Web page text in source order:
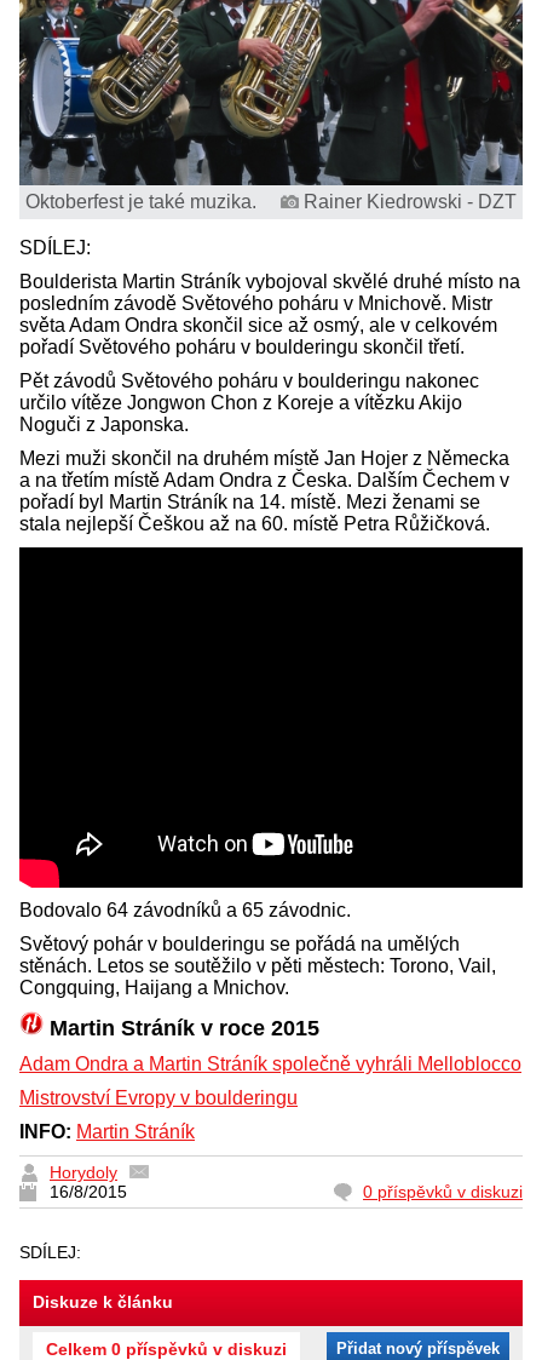
Oktoberfest je také muzika. Rainer Kiedrowski - DZT
SDÍLEJ:
Boulderista Martin Stráník vybojoval skvělé druhé místo na
posledním závodě Světového poháru v Mnichově. Mistr
světa Adam Ondra skončil sice až osmý, ale v celkovém
pořadí Světového poháru v boulderingu skončil třetí.
Pět závodů Světového poháru v boulderingu nakonec
určilo vítěze Jongwon Chon z Koreje a vítězku Akijo
Noguči z Japonska.
Mezi muži skončil na druhém místě Jan Hojer z Německa
a na třetím místě Adam Ondra z Česka. Dalším Čechem v
pořadí byl Martin Stráník na 14. místě. Mezi ženami se
stala nejlepší Češkou až na 60. místě Petra Růžičková.
Bodovalo 64 závodníků a 65 závodnic.
Světový pohár v boulderingu se pořádá na umělých
stěnách. Letos se soutěžilo v pěti městech: Torono, Vail,
Congquing, Haijang a Mnichov.
Martin Stráník v roce 2015
Adam Ondra a Martin Stráník společně vyhráli Melloblocco
Mistrovství Evropy v boulderingu
INFO: Martin Stráník
Horydoly
16/8/2015
0 příspěvků v diskuzi
SDÍLEJ:
Diskuze k článku
Celkem 0 příspěvků v diskuzi Přidat nový příspěvek